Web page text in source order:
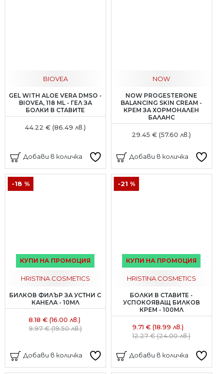
BIOVEA
GEL WITH ALOE VERA DMSO -
BIOVEA, 118 ML - ГЕЛ ЗА
БОЛКИ В СТАВИТЕ
44.22 € (86.49 лв.)
Добави в количка
NOW
NOW PROGESTERONE
BALANCING SKIN CREAM -
КРЕМ ЗА ХОРМОНАЛЕН
БАЛАНС
29.45 € (57.60 лв.)
Добави в количка
КУПИ НА ПРОМОЦИЯ
-18 %
HRISTINA COSMETICS
БИЛКОВ ФИЛЪР ЗА УСТНИ С
КАНЕЛА - 10МЛ
8.18 € (16.00 лв.)
9.97 € (19.50 лв.)
Добави в количка
КУПИ НА ПРОМОЦИЯ
-21 %
HRISTINA COSMETICS
БОЛКИ В СТАВИТЕ -
УСПОКОЯВАЩ БИЛКОВ
КРЕМ - 100МЛ
9.71 € (18.99 лв.)
12.27 € (24.00 лв.)
Добави в количка